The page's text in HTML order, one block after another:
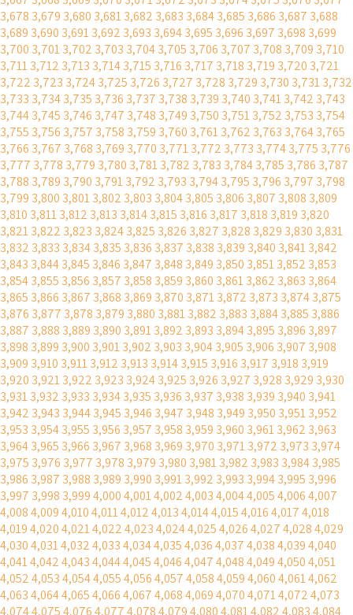
3,678 3,679 3,680 3,6813,682 3,683 3,6843,685 3,686 3,687 3,688
3,689 3,690 3,6913,692 3,693 3,6943,695 3,696 3,697 3,698 3,699
3,700 3,7013,702 3,703 3,7043,705 3,706 3,707 3,708 3,709 3,710
3,7113,712 3,713 3,7143,715 3,716 3,717 3,718 3,719 3,720 3,721
3,722 3,723 3,7243,725 3,726 3,727 3,728 3,729 3,730 3,7313,732
3,733 3,7343,735 3,736 3,737 3,738 3,739 3,740 3,7413,742 3,743
3,7443,745 3,746 3,747 3,748 3,749 3,750 3,7513,752 3,753 3,754
3,755 3,756 3,757 3,758 3,759 3,760 3,7613,762 3,763 3,7643,765
3,766 3,767 3,768 3,769 3,770 3,7713,772 3,773 3,7743,775 3,776
3,777 3,778 3,779 3,780 3,7813,782 3,783 3,7843,785 3,786 3,787
3,788 3,789 3,790 3,7913,792 3,793 3,7943,795 3,796 3,797 3,798
3,799 3,800 3,8013,802 3,803 3,8043,805 3,806 3,807 3,808 3,809
3,810 3,8113,812 3,813 3,8143,815 3,816 3,817 3,818 3,819 3,820
3,8213,822 3,823 3,8243,825 3,826 3,827 3,828 3,829 3,830 3,831
3,832 3,833 3,8343,835 3,836 3,837 3,838 3,839 3,840 3,8413,842
3,843 3,8443,845 3,846 3,847 3,848 3,849 3,850 3,8513,852 3,853
3,8543,855 3,856 3,857 3,858 3,859 3,860 3,8613,862 3,863 3,864
3,865 3,866 3,867 3,868 3,869 3,870 3,8713,872 3,873 3,8743,875
3,876 3,877 3,878 3,879 3,880 3,8813,882 3,883 3,8843,885 3,886
3,887 3,888 3,889 3,890 3,8913,892 3,893 3,8943,895 3,896 3,897
3,898 3,899 3,900 3,9013,902 3,903 3,9043,905 3,906 3,907 3,908
3,909 3,910 3,9113,912 3,913 3,9143,915 3,916 3,917 3,918 3,919
3,920 3,9213,922 3,923 3,9243,925 3,926 3,927 3,928 3,929 3,930
3,9313,932 3,933 3,9343,935 3,936 3,937 3,938 3,939 3,940 3,941
3,942 3,943 3,9443,945 3,946 3,947 3,948 3,949 3,950 3,9513,952
3,953 3,9543,955 3,956 3,957 3,958 3,959 3,960 3,9613,962 3,963
3,9643,965 3,966 3,967 3,968 3,969 3,970 3,9713,972 3,973 3,974
3,975 3,976 3,977 3,978 3,979 3,980 3,9813,982 3,983 3,9843,985
3,986 3,987 3,988 3,989 3,990 3,9913,992 3,993 3,9943,995 3,996
3,997 3,998 3,9994,0004,0014,0024,0034,0044,0054,0064,007
4,0084,0094,0104,0114,0124,0134,0144,0154,0164,0174,018
4,0194,0204,0214,0224,0234,0244,0254,0264,0274,0284,029
4,0304,0314,0324,0334,0344,0354,0364,0374,0384,0394,040
4,0414,0424,0434,0444,0454,0464,0474,0484,0494,0504,051
4,0524,0534,0544,0554,0564,0574,0584,0594,0604,0614,062
4,0634,0644,0654,0664,0674,0684,0694,0704,0714,0724,073